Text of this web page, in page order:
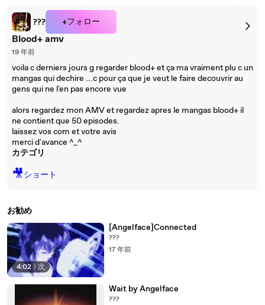
??? +フォロー
Blood+ amv
19 年前
voila c derniers jours g regarder blood+ et ça ma vraiment plu c un
mangas qui dechire ...c pour ça que je veut le faire decouvrir au
gens qui ne l'en pas encore vue
alors regardez mon AMV et regardez apres le mangas blood+ il
ne contient que 50 episodes.
laissez vos com et votre avis
merci d'avance ^_^
カテゴリ
🎥ショート
お勧め
4:02 次
[Angelface]Connected
???
17 年前
Wait by Angelface
???